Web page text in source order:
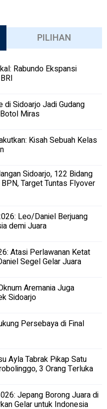
PILIHAN
Rabundo Ekspansi
di Sidoarjo Jadi Gudang
Miras
Kisah Sebuah Kelas
Sidoarjo, 122 Bidang
Target Tuntas Flyover
Leo/Daniel Berjuang
demi Juara
Atasi Perlawanan Ketat
Segel Gelar Juara
Aremania Juga
Sidoarjo
Persebaya di Final
Ayla Tabrak Pikap Satu
3 Orang Terluka
Jepang Borong Juara di
Gelar untuk Indonesia